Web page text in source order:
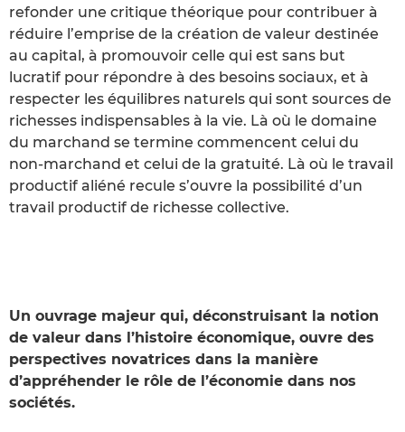
refonder une critique théorique pour contribuer à
réduire l’emprise de la création de valeur destinée
au capital, à promouvoir celle qui est sans but
lucratif pour répondre à des besoins sociaux, et à
respecter les équilibres naturels qui sont sources de
richesses indispensables à la vie. Là où le domaine
du marchand se termine commencent celui du
non-marchand et celui de la gratuité. Là où le travail
productif aliéné recule s’ouvre la possibilité d’un
travail productif de richesse collective.
Un ouvrage majeur qui, déconstruisant la notion
de valeur dans l’histoire économique, ouvre des
perspectives novatrices dans la manière
d’appréhender le rôle de l’économie dans nos
sociétés.